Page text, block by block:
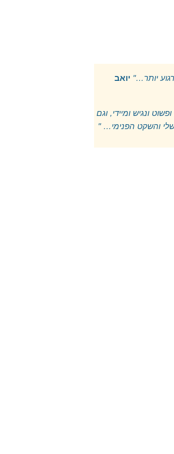
יותר…" יואב
ונגיש ומיידי, וגם
שלי והשקט הפנימי… "